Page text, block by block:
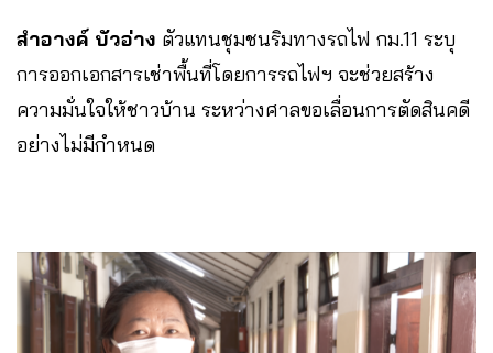
สำอางค์ บัวอ่าง ตัวแทนชุมชนริมทางรถไฟ กม.11 ระบุ
การออกเอกสารเช่าพื้นที่โดยการรถไฟฯ จะช่วยสร้าง
ความมั่นใจให้ชาวบ้าน ระหว่างศาลขอเลื่อนการตัดสินคดี
อย่างไม่มีกำหนด